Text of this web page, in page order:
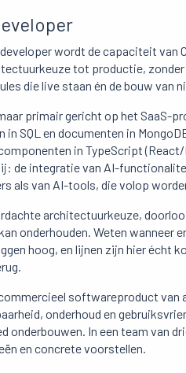
wordt de capaciteit van
tot productie,
die live staan én de bouw van
primair gericht op het SaaS-
in SQL en documenten in
in TypeScript
de integratie van AI-
als van AI-tools, die volop
architectuurkeuze,
onderhouden. Weten wanneer
hoog, en lijnen zijn hier écht
softwareproduct
onderhoud en
onderbouwen. In een team van
en concrete voorstellen.